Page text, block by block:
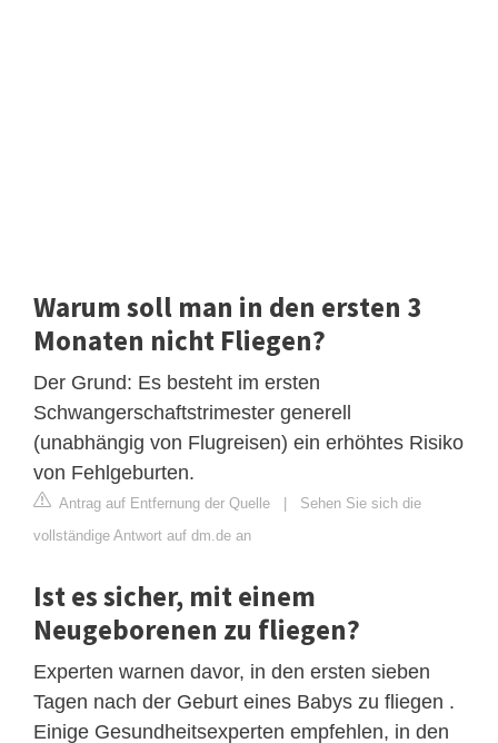
Warum soll man in den ersten 3
Monaten nicht Fliegen?
Der Grund: Es besteht im ersten
Schwangerschaftstrimester generell
(unabhängig von Flugreisen) ein erhöhtes Risiko
von Fehlgeburten.
Antrag auf Entfernung der Quelle | Sehen Sie sich die
vollständige Antwort auf dm.de an
Ist es sicher, mit einem
Neugeborenen zu fliegen?
Experten warnen davor, in den ersten sieben
Tagen nach der Geburt eines Babys zu fliegen .
Einige Gesundheitsexperten empfehlen, in den